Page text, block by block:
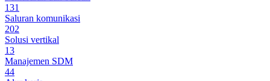
131
Saluran komunikasi
202
Solusi vertikal
13
Manajemen SDM
44